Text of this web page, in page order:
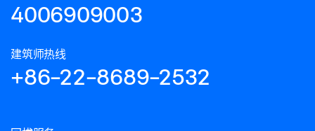
4006909003
建筑师热线
+86-22-8689-2532